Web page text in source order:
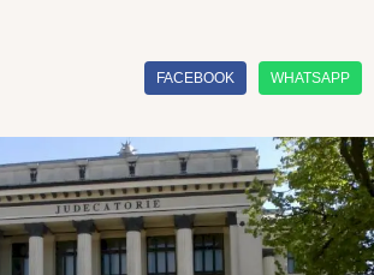
FACEBOOK WHATSAPP